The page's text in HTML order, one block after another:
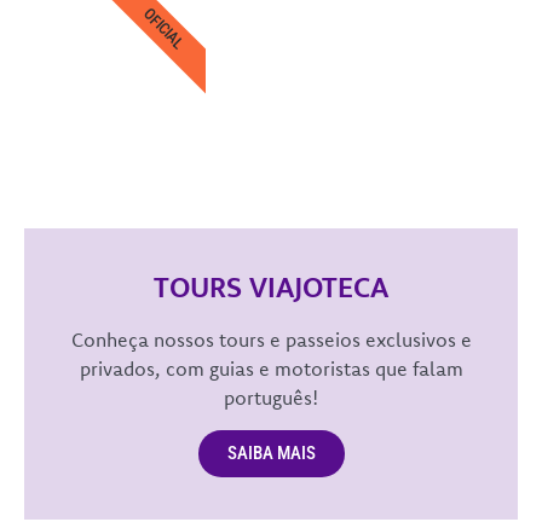
TOURS VIAJOTECA
Conheça nossos tours e passeios exclusivos e
privados, com guias e motoristas que falam
português!
SAIBA MAIS
OFICIAL